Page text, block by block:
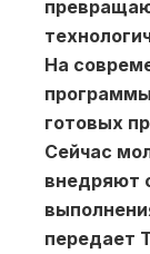
На
готовых
Сейчас
внедряют
передает